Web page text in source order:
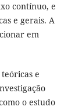
contínuo, e
e gerais. A
em
e
o estudo